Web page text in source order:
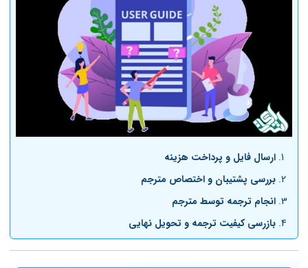
ارسال فایل و پرداخت هزینه
بررسی پشتیبان و اختصاص مترجم
انجام ترجمه توسط مترجم
بازرسی کیفیت ترجمه و تحویل نهایی